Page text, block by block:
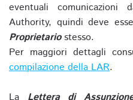
eventuali comunicazioni
Authority, quindi deve
Proprietariostesso.
Per maggiori dettagli
compilazione della LAR.